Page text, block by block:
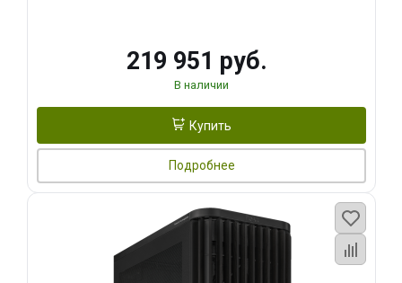
219 951 руб.
В наличии
Купить
Подробнее